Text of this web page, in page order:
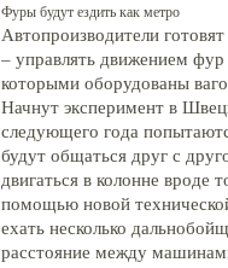
Фуры будут ездить как метро
Автопроизводители
– управлять движением
которыми оборудованы
Начнут эксперимент в
следующего года
будут общаться друг с
двигаться в колонне вроде
помощью новой
ехать несколько
расстояние между